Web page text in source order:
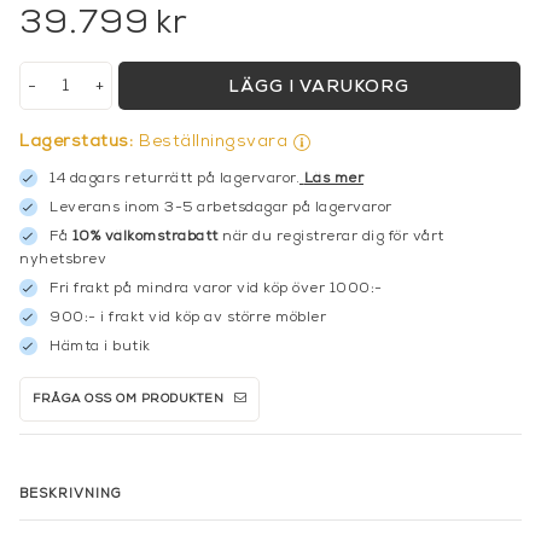
39.799 kr
+
- LÄGG I VARUKORG
Lagerstatus: Beställningsvara
14 dagars returrätt på lagervaror. Läs mer
Leverans inom 3-5 arbetsdagar på lagervaror
Få 10% välkomstrabattnär du registrerar dig för vårt
nyhetsbrev
Fri frakt på mindra varor vid köp över 1000:-
900:- i frakt vid köp av större möbler
Hämta i butik
FRÅGA OSS OM PRODUKTEN
BESKRIVNING